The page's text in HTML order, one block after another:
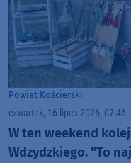
Powiat Kościerski
czwartek, 16 lipca 2026, 07:45
W ten weekend
Wdzydzkiego. "To